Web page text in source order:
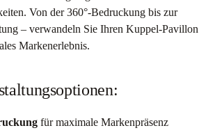
Von der 360°-Bedruckung bis zur
– verwandeln Sie Ihren Kuppel-Pavillon
Markenerlebnis.
für maximale Markenpräsenz